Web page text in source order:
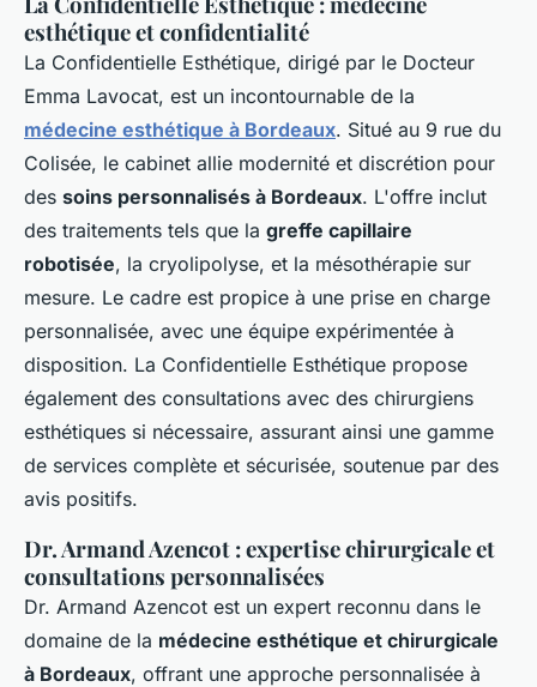
esthétique et confidentialité
La Confidentielle Esthétique, dirigé par le Docteur
Emma Lavocat, est un incontournable de la
médecine esthétique à Bordeaux. Situé au 9 rue du
Colisée, le cabinet allie modernité et discrétion pour
des soins personnalisés à Bordeaux. L'offre inclut
des traitements tels que la greffe capillaire
robotisée, la cryolipolyse, et la mésothérapie sur
mesure. Le cadre est propice à une prise en charge
personnalisée, avec une équipe expérimentée à
disposition. La Confidentielle Esthétique propose
également des consultations avec des chirurgiens
esthétiques si nécessaire, assurant ainsi une gamme
de services complète et sécurisée, soutenue par des
avis positifs.
Dr. Armand Azencot : expertise chirurgicale et
consultations personnalisées
Dr. Armand Azencot est un expert reconnu dans le
domaine de la médecine esthétique et chirurgicale
à Bordeaux, offrant une approche personnalisée à